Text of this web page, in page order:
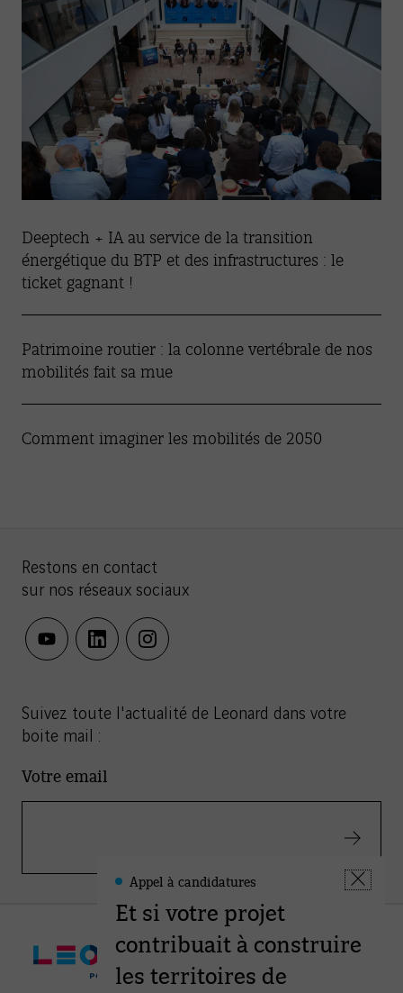
Deeptech + IA au service de la transition
énergétique du BTP et des infrastructures : le
ticket gagnant !
Patrimoine routier : la colonne vertébrale de nos
mobilités fait sa mue
Comment imaginer les mobilités de 2050
Restons en contact
sur nos réseaux sociaux
youtubelinkedininstagram
Suivez toute l'actualité de Leonard dans votre
boite mail :
Votre email
Valider
Leonard
-
Informations
Fermer
Appel à candidatures
Et si votre projet
contribuait à construire
les territoires de